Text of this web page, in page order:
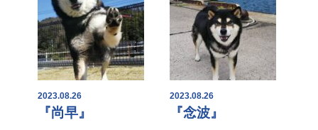
2023.08.26
『尚早』
2023.08.26
『念波』